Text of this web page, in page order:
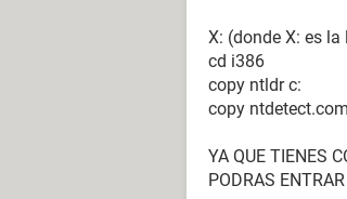
X: (donde X: es
cd i386
copy ntldr c:
copy ntdetect.com
YA QUE TIENES
PODRAS